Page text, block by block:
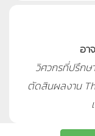
อา
วิศวกรที่ปรึกษ
ตัดสินผลงาน